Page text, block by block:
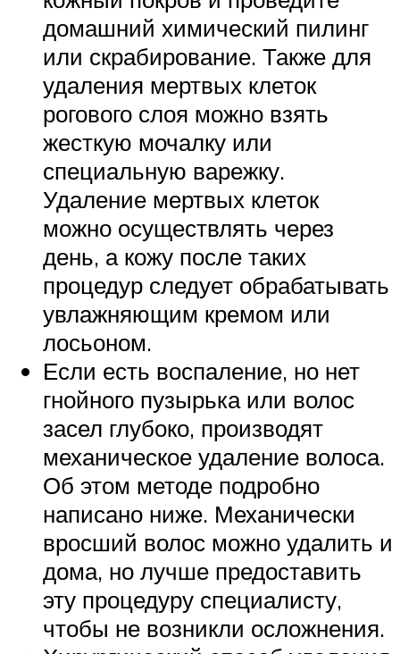
домашний химический пилинг
или скрабирование. Также для
удаления мертвых клеток
рогового слоя можно взять
жесткую мочалку или
специальную варежку.
Удаление мертвых клеток
можно осуществлять через
день, а кожу после таких
процедур следует обрабатывать
увлажняющим кремом или
лосьоном.
Если есть воспаление, но нет
гнойного пузырька или волос
засел глубоко, производят
механическое удаление волоса.
Об этом методе подробно
написано ниже. Механически
вросший волос можно удалить и
дома, но лучше предоставить
эту процедуру специалисту,
чтобы не возникли осложнения.